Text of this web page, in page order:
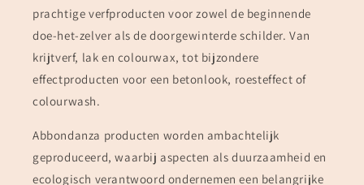
prachtige verfproducten voor zowel de beginnende
doe-het-zelver als de doorgewinterde schilder. Van
krijtverf, lak en colourwax, tot bijzondere
effectproducten voor een betonlook, roesteffect of
colourwash.
Abbondanza producten worden ambachtelijk
geproduceerd, waarbij aspecten als duurzaamheid en
ecologisch verantwoord ondernemen een belangrijke